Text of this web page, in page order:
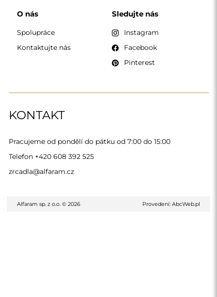
KONTAKT
Pracujeme od pondělí do pátku od 7:00 do 15:00
Telefon +420 608 392 525
zrcadla@alfaram.cz
O nás
Spolupráce
Kontaktujte nás
Sledujte nás
Instagram
Facebook
Pinterest
Alfaram sp. z o.o. © 2026 Provedení: AbcWeb.pl